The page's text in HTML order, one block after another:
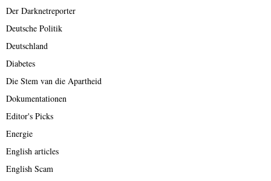
Der Darknetreporter
Deutsche Politik
Deutschland
Diabetes
Die Stem van die Apartheid
Dokumentationen
Editor's Picks
Energie
English articles
English Scam